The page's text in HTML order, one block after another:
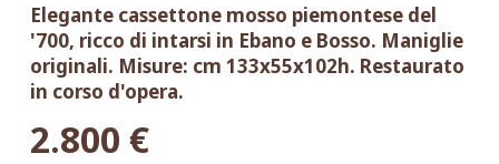
Elegante cassettone mosso piemontese del
'700, ricco di intarsi in Ebano e Bosso. Maniglie
originali. Misure: cm 133x55x102h. Restaurato
in corso d'opera.
2.800 €